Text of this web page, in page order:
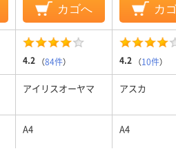
カゴへ カ
4.2 （84件） 4.2 （10件）
アイリスオーヤマ アスカ
A4 A4